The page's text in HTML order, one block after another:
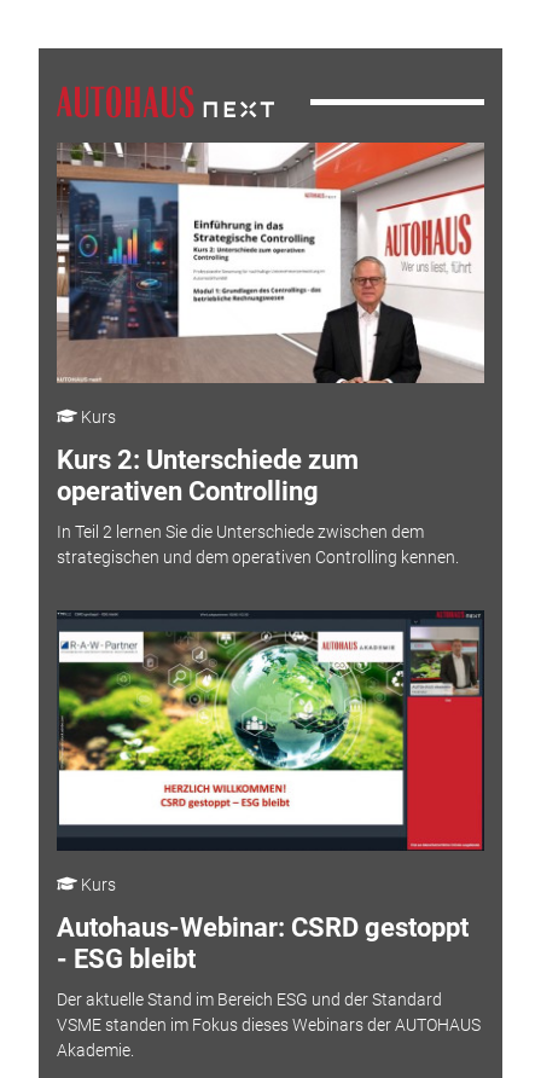
Kurs
Kurs 2: Unterschiede zum
operativen Controlling
In Teil 2 lernen Sie die Unterschiede zwischen dem
strategischen und dem operativen Controlling kennen.
Kurs
Autohaus-Webinar: CSRD gestoppt
- ESG bleibt
Der aktuelle Stand im Bereich ESG und der Standard
VSME standen im Fokus dieses Webinars der AUTOHAUS
Akademie.